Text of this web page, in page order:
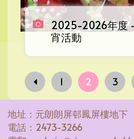
2025-2026年度
宵活動
1 2 3
地址：元朗朗屏邨鳳屏樓地下
電話：2473-3266